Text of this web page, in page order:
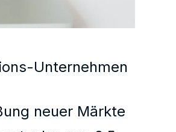
Unternehmen
neuer Märkte